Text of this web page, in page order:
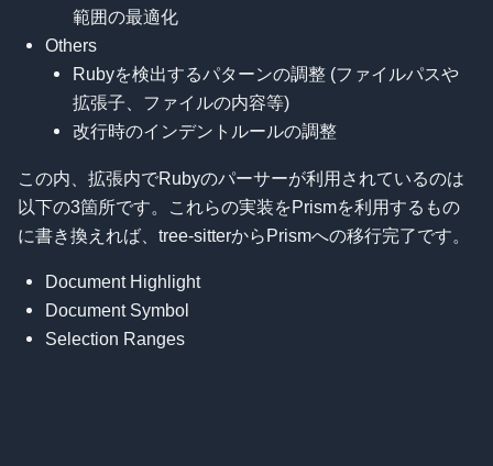
範囲の最適化
Others
Rubyを検出するパターンの調整 (ファイルパスや
拡張子、ファイルの内容等)
改行時のインデントルールの調整
この内、拡張内でRubyのパーサーが利用されているのは
以下の3箇所です。これらの実装をPrismを利用するもの
に書き換えれば、tree-sitterからPrismへの移行完了です。
Document Highlight
Document Symbol
Selection Ranges